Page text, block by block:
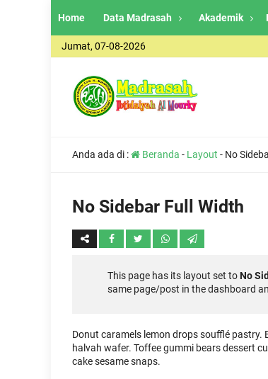
Home Data Madrasah Akademik
Jumat, 07-08-2026
Anda ada di : Beranda - Layout - No
No Sidebar Full Width
This page has its layout set toNo
same page/post in the dashboard
Donut caramels lemon drops soufflé pastry.
halvah wafer. Toffee gummi bears dessert
cake sesame snaps.